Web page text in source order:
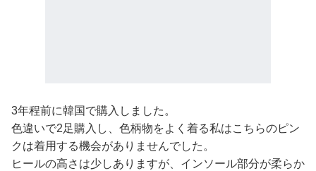
3年程前に韓国で購入しました。
色違いで2足購入し、色柄物をよく着る私はこちらのピン
クは着用する機会がありませんでした。
ヒールの高さは少しありますが、インソール部分が柔らか